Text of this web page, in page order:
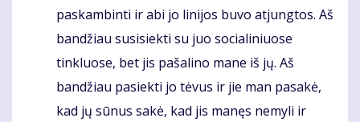
paskambinti ir abi jo linijos buvo atjungtos. Aš
bandžiau susisiekti su juo socialiniuose
tinkluose, bet jis pašalino mane iš jų. Aš
bandžiau pasiekti jo tėvus ir jie man pasakė,
kad jų sūnus sakė, kad jis manęs nemyli ir